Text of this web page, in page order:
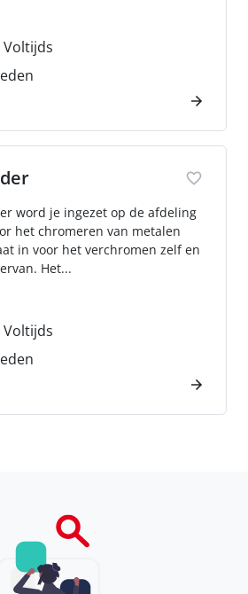
Voltijds
word je ingezet op de afdeling
het chromeren van metalen
in voor het verchromen zelf en
Het...
Voltijds